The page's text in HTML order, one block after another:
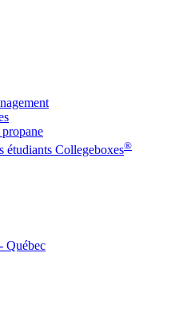
étudiants Collegeboxes®
- Québec